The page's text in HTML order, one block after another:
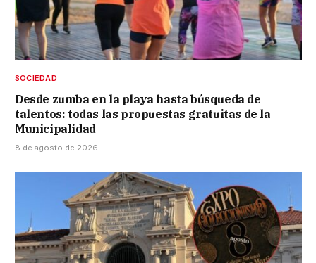
SOCIEDAD
Desde zumba en la playa hasta búsqueda de
talentos: todas las propuestas gratuitas de la
Municipalidad
8 de agosto de 2026